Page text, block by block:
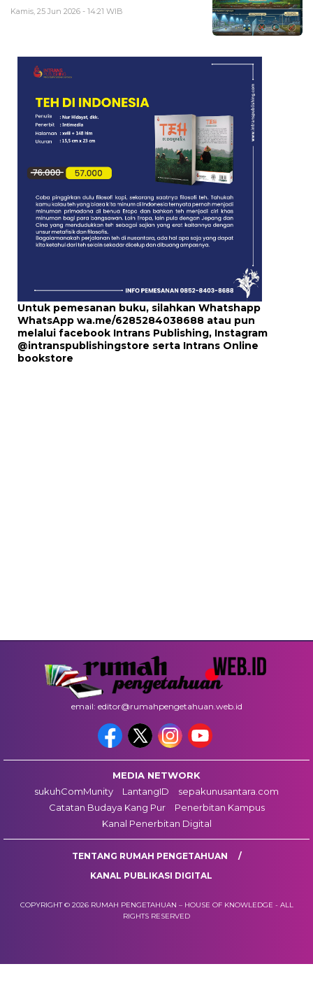
Kamis, 25 Jun 2026 - 14:21 WIB
Untuk pemesanan buku, silahkan Whatshapp
WhatsApp wa.me/6285284038688 atau pun
melalui facebook Intrans Publishing, Instagram
@intranspublishingstore serta Intrans Online
bookstore
email: editor@rumahpengetahuan.web.id
MEDIA NETWORK
sukuhComMunity
LantangID
sepakunusantara.com
Catatan Budaya Kang Pur
Penerbitan Kampus
Kanal Penerbitan Digital
TENTANG RUMAH PENGETAHUAN
KANAL PUBLIKASI DIGITAL
COPYRIGHT © 2026 RUMAH PENGETAHUAN – HOUSE OF KNOWLEDGE - ALL
RIGHTS RESERVED